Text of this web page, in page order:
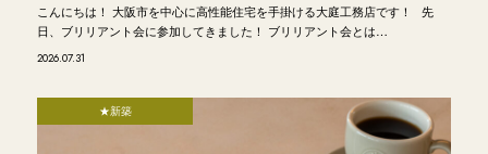
こんにちは！ 大阪市を中心に高性能住宅を手掛ける大庭工務店です！ 先
日、ブリリアント会に参加してきました！ ブリリアント会とは…
2026.07.31
★新築